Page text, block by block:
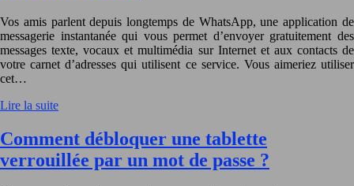
Vos amis parlent depuis longtemps de WhatsApp, une application de
messagerie instantanée qui vous permet d’envoyer gratuitement des
messages texte, vocaux et multimédia sur Internet et aux contacts de
votre carnet d’adresses qui utilisent ce service. Vous aimeriez utiliser
cet…
Lire la suite
Comment débloquer une tablette
verrouillée par un mot de passe ?